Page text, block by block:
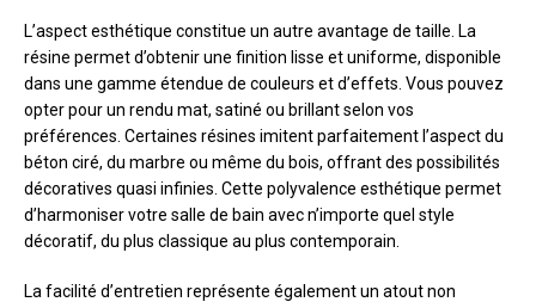
L’aspect esthétique constitue un autre avantage de taille. La
résine permet d’obtenir une finition lisse et uniforme, disponible
dans une gamme étendue de couleurs et d’effets. Vous pouvez
opter pour un rendu mat, satiné ou brillant selon vos
préférences. Certaines résines imitent parfaitement l’aspect du
béton ciré, du marbre ou même du bois, offrant des possibilités
décoratives quasi infinies. Cette polyvalence esthétique permet
d’harmoniser votre salle de bain avec n’importe quel style
décoratif, du plus classique au plus contemporain.
La facilité d’entretien représente également un atout non